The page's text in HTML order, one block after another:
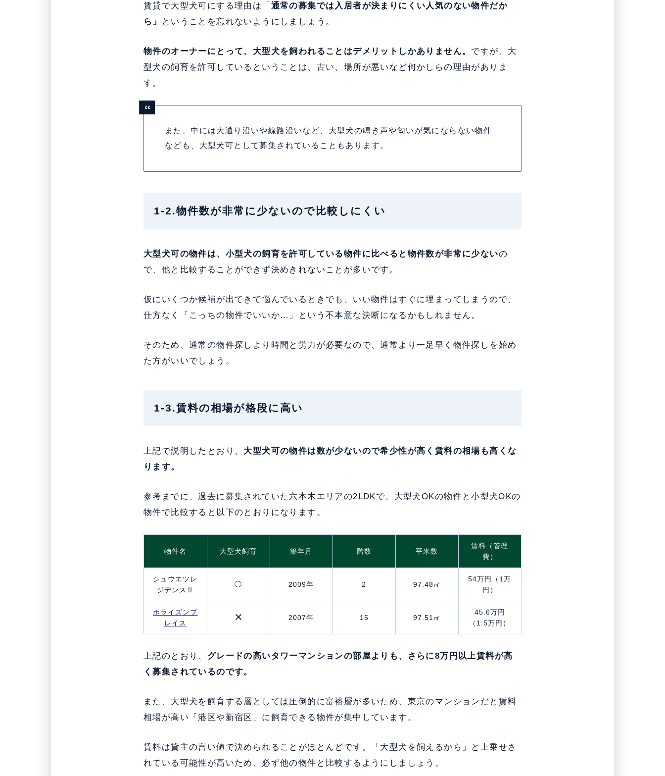
賃貸で大型犬可にする理由は「 通常の募集では入居者が決まりにくい人気のない物件だか
ら」
ということを忘れないようにしましょう。
物件のオーナーにとって、大型犬を飼われることはデメリットしかありません。 ですが、大
型犬の飼育を許可しているということは、古い、場所が悪いなど何かしらの理由がありま
す。
また、中には大通り沿いや線路沿いなど、大型犬の鳴き声や匂いが気にならない物件
なども、大型犬可として募集されていることもあります。
1-2.物件数が非常に少ないので比較しにくい
大型犬可の物件は、小型犬の飼育を許可している物件に比べると物件数が非常に少ないの
で、他と比較することができず決めきれないことが多いです。
仮にいくつか候補が出てきて悩んでいるときでも、いい物件はすぐに埋まってしまうので、
仕方なく「こっちの物件でいいか…」という不本意な決断になるかもしれません。
そのため、通常の物件探しより時間と労力が必要なので、通常より一足早く物件探しを始め
た方がいいでしょう。
1-3.賃料の相場が格段に高い
上記で説明したとおり、 大型犬可の物件は数が少ないので希少性が高く賃料の相場も高くな
ります。
参考までに、過去に募集されていた六本木エリアの2LDKで、大型犬OKの物件と小型犬OKの
物件で比較すると以下のとおりになります。
物件名 大型犬飼育 築年月 階数 平米数
賃料（管理
費）
シュウエツレ
ジデンスⅡ
◯ 2009年 2 97.48㎡
54万円（1万
円）
ホライズンプ
レイス
2007年 15 97.51㎡
45.6万円
（1.5万円）
上記のとおり、 グレードの高いタワーマンションの部屋よりも、さらに8万円以上賃料が高
く募集されているのです。
また、大型犬を飼育する層としては圧倒的に富裕層が多いため、東京のマンションだと賃料
相場が高い「港区や新宿区」に飼育できる物件が集中しています。
賃料は貸主の言い値で決められることがほとんどです。「大型犬を飼えるから」と上乗せさ
れている可能性が高いため、必ず他の物件と比較するようにしましょう。